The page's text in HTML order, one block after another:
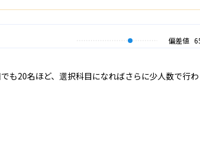
偏差値
も20名ほど、選択科目になればさらに少人数で行わ